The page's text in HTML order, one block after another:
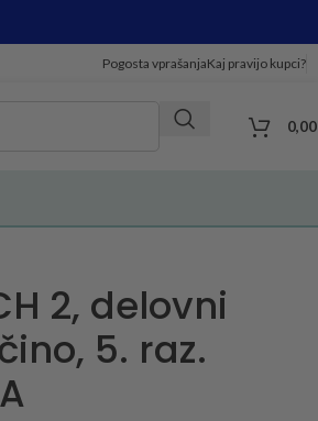
Pogosta vprašanjaKaj pravijo kupci?
2, delovni
5. raz.